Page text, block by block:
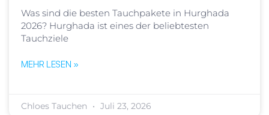
Was sind die besten Tauchpakete in Hurghada
2026? Hurghada ist eines der beliebtesten
Tauchziele
MEHR LESEN »
Chloes Tauchen Juli 23, 2026